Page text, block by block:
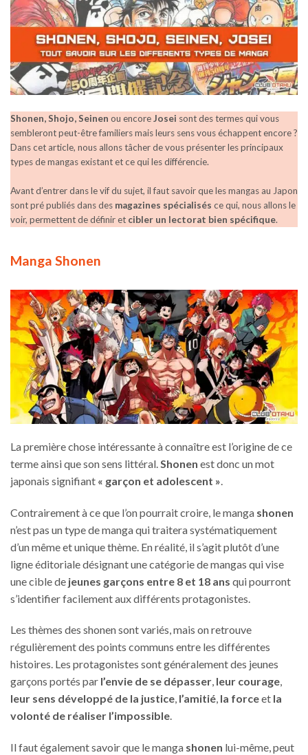
Shonen, Shojo, Seinen ou encoreJosei sont des termes qui vous
sembleront peut-être familiers mais leurs sens vous échappent encore ?
Dans cet article, nous allons tâcher de vous présenter les principaux
types de mangas existant et ce qui les différencie.
Avant d’entrer dans le vif du sujet, il faut savoir que les mangas au Japon
sont pré publiés dans des magazines spécialisés ce qui, nous allons le
voir, permettent de définir et cibler un lectorat bien spécifique.
Manga Shonen
La première chose intéressante à connaître est l’origine de ce
terme ainsi que son sens littéral. Shonen est donc un mot
japonais signifiant « garçon et adolescent »
Contrairement à ce que l’on pourrait croire, le manga shonen
n’est pas un type de manga qui traitera systématiquement
d’un même et unique thème. En réalité, il s’agit plutôt d’une
ligne éditoriale désignant une catégorie de mangas qui vise
une cible de jeunes garçons entre 8 et 18 ans qui pourront
s’identifier facilement aux différents protagonistes.
Les thèmes des shonen sont variés, mais on retrouve
régulièrement des points communs entre les différentes
histoires. Les protagonistes sont généralement des jeunes
garçons portés par l’envie de se dépasser, leur courage,
leur sens développé de la justice, l’amitié, la forceet la
volonté de réaliser l’impossible.
Il faut également savoir que le manga shonen lui-même, peut